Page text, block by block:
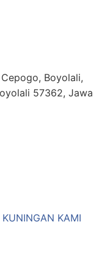
Boyolali,
57362, Jawa
KUNINGAN KAMI